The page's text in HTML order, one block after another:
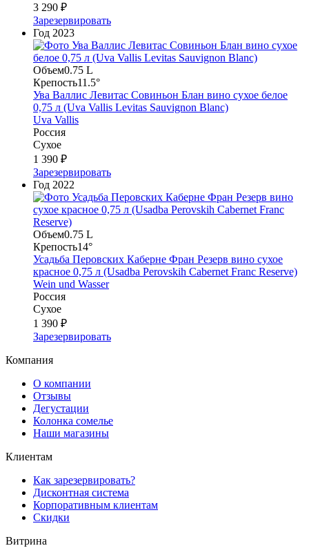
3 290 ₽
Зарезервировать
Год 2023
Объем0.75 L
Крепость11.5°
Ува Валлис Левитас Совиньон Блан вино сухое белое
0,75 л (Uva Vallis Levitas Sauvignon Blanc)
Uva Vallis
Россия
Сухое
1 390 ₽
Зарезервировать
Год 2022
Объем0.75 L
Крепость14°
Усадьба Перовских Каберне Фран Резерв вино сухое
красное 0,75 л (Usadba Perovskih Cabernet Franc Reserve)
Wein und Wasser
Россия
Сухое
1 390 ₽
Зарезервировать
Компания
О компании
Отзывы
Дегустации
Колонка сомелье
Наши магазины
Клиентам
Как зарезервировать?
Дисконтная система
Корпоративным клиентам
Скидки
Витрина